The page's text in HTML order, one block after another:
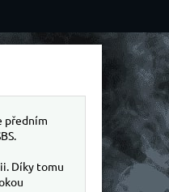
předním
Díky tomu